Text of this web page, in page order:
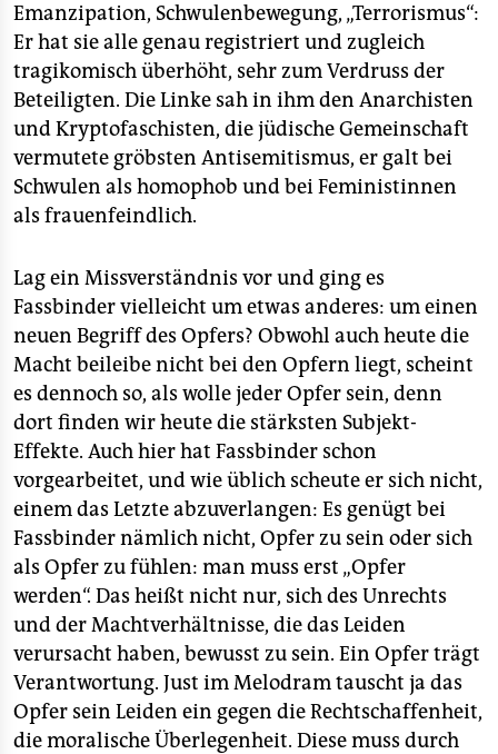
Emanzipation, Schwulenbewegung, „Terrorismus“:
Er hat sie alle genau registriert und zugleich
tragikomisch überhöht, sehr zum Verdruss der
Beteiligten. Die Linke sah in ihm den Anarchisten
und Kryptofaschisten, die jüdische Gemeinschaft
vermutete gröbsten Antisemitismus, er galt bei
Schwulen als homophob und bei Feministinnen
als frauenfeindlich.
Lag ein Missverständnis vor und ging es
Fassbinder vielleicht um etwas anderes: um einen
neuen Begriff des Opfers? Obwohl auch heute die
Macht beileibe nicht bei den Opfern liegt, scheint
es dennoch so, als wolle jeder Opfer sein, denn
dort finden wir heute die stärksten Subjekt-
Effekte. Auch hier hat Fassbinder schon
vorgearbeitet, und wie üblich scheute er sich nicht,
einem das Letzte abzuverlangen: Es genügt bei
Fassbinder nämlich nicht, Opfer zu sein oder sich
als Opfer zu fühlen: man muss erst „Opfer
werden“. Das heißt nicht nur, sich des Unrechts
und der Machtverhältnisse, die das Leiden
verursacht haben, bewusst zu sein. Ein Opfer trägt
Verantwortung. Just im Melodram tauscht ja das
Opfer sein Leiden ein gegen die Rechtschaffenheit,
die moralische Überlegenheit. Diese muss durch